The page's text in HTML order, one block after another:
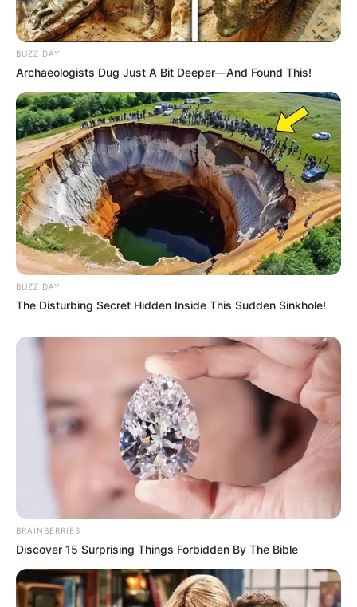
BUZZ DAY
Archaeologists Dug Just A Bit Deeper—And Found This!
BUZZ DAY
The Disturbing Secret Hidden Inside This Sudden Sinkhole!
BRAINBERRIES
Discover 15 Surprising Things Forbidden By The Bible